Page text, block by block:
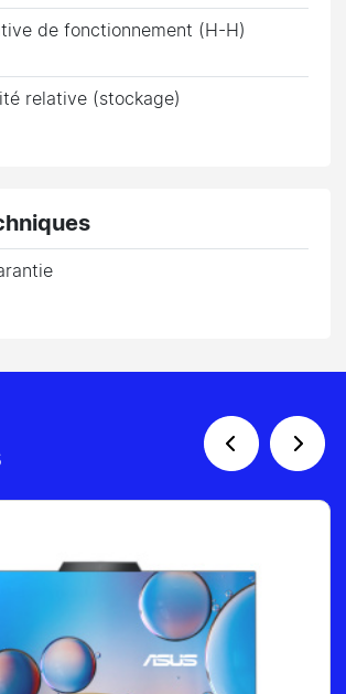
de fonctionnement (H-H)
relative (stockage)